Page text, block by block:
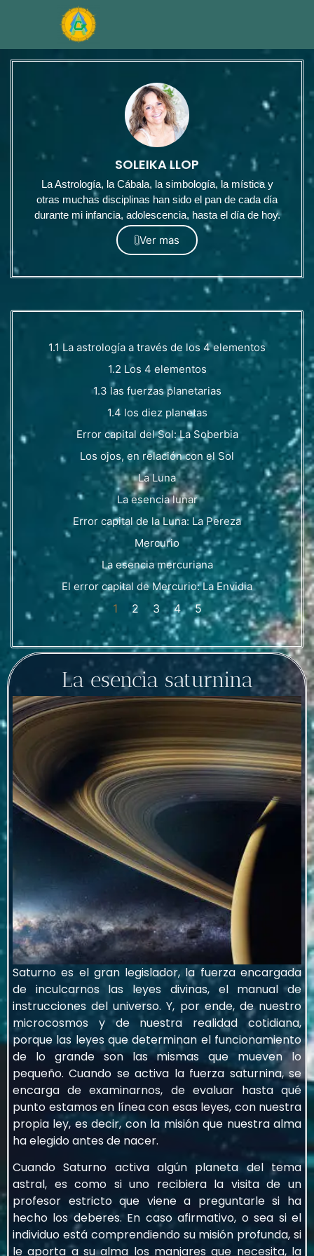
SOLEIKA LLOP
La Astrología, la Cábala, la simbología, la mística y
otras muchas disciplinas han sido el pan de cada día
durante mi infancia, adolescencia, hasta el día de hoy.
Ver mas
1.1 La astrología a través de los 4 elementos
1.2 Los 4 elementos
1.3 las fuerzas planetarias
1.4 los diez planetas
Error capital del Sol: La Soberbia
Los ojos, en relación con el Sol
La Luna
La esencia lunar
Error capital de la Luna: La Pereza
Mercurio
La esencia mercuriana
El error capital de Mercurio: La Envidia
1 2 3 4 5
La esencia saturnina
Saturno es el gran legislador, la fuerza encargada
de inculcarnos las leyes divinas, el manual de
instrucciones del universo. Y, por ende, de nuestro
microcosmos y de nuestra realidad cotidiana,
porque las leyes que determinan el funcionamiento
de lo grande son las mismas que mueven lo
pequeño. Cuando se activa la fuerza saturnina, se
encarga de examinarnos, de evaluar hasta qué
punto estamos en línea con esas leyes, con nuestra
propia ley, es decir, con la misión que nuestra alma
ha elegido antes de nacer.
Cuando Saturno activa algún planeta del tema
astral, es como si uno recibiera la visita de un
profesor estricto que viene a preguntarle si ha
hecho los deberes. En caso afirmativo, o sea si el
individuo está comprendiendo su misión profunda, si
le aporta a su alma los manjares que necesita, la